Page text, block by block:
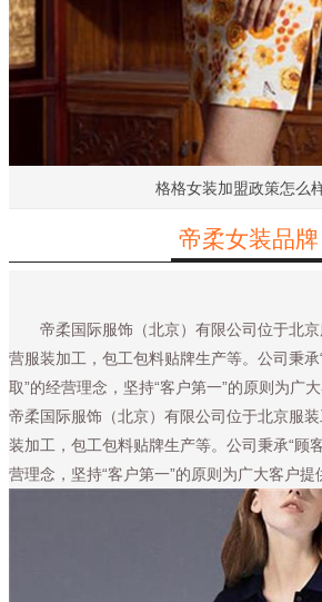
格格女装加盟政策怎么
帝柔女装品牌
帝柔国际服饰（北京）有限公司位于北京
营服装加工，包工包料贴牌生产等。公司秉
取”的经营理念，坚持“客户第一”的原则为广
帝柔国际服饰（北京）有限公司位于北京服
装加工，包工包料贴牌生产等。公司秉承“顾
营理念，坚持“客户第一”的原则为广大客户提